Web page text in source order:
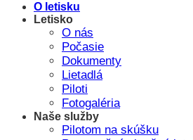
O letisku
Letisko
O nás
Počasie
Dokumenty
Lietadlá
Piloti
Fotogaléria
Naše služby
Pilotom na skúšku